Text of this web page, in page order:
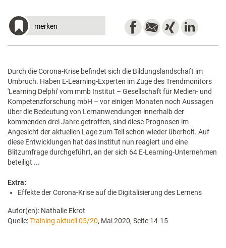
merken
Durch die Corona-Krise befindet sich die Bildungslandschaft im
Umbruch. Haben E-Learning-Experten im Zuge des Trendmonitors
'Learning Delphi' vom mmb Institut – Gesellschaft für Medien- und
Kompetenzforschung mbH – vor einigen Monaten noch Aussagen
über die Bedeutung von Lernanwendungen innerhalb der
kommenden drei Jahre getroffen, sind diese Prognosen im
Angesicht der aktuellen Lage zum Teil schon wieder überholt. Auf
diese Entwicklungen hat das Institut nun reagiert und eine
Blitzumfrage durchgeführt, an der sich 64 E-Learning-Unternehmen
beteiligt ...
Extra:
Effekte der Corona-Krise auf die Digitalisierung des Lernens
Autor(en): Nathalie Ekrot
Quelle:Training aktuell 05/20, Mai 2020, Seite 14-15